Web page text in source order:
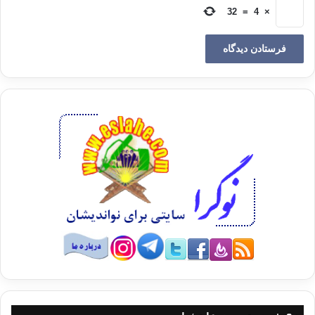
خود مناسب بداند آنان را نابود خواهد نمود، و براستي برخورد و عذاب خداوند
3. در ضمن بررسي و ملاحظه معلوم گرديده است که نفس انسان به مرور
پسنديده ترک بشود و براي انجام آن تلاش نشود، کم کم مردم به ترک آن
عادت مي کنند، و انجام دادنش به مرور زمان غير عادي و ناپسند مي گردد.
منکر نيز به همين صورت است، چنانچه براي از ميان برداشتن آن تلاش نشود
زمان زيادي نمي گذرد که گسترش مي يابد و فراگير مي شود، و بسياري از
مردم به آن عادت مي کنند و الفت مي گيرند،و کم کم از نظر آنان امري عادي
مي شود و گاهي ممکن است آن را هم خوب و پسنديده تصور کند. و اين
حالت درست همان حالت خاموش گرديدن چراغ بصيرت و مسخ گرديدن
انديشه و بينش بشري است. به همين دليل خداوند متعال وپيامبر گرامي او به
امر به معروف ونهي از منکر فرمان داده وآن را بر اهل ايمان واجب گردانيده
اند. و در راستاي باقي ماندن بر پاکي و خير و صلاح و پاسداري از شرافت و
×
4
=
32